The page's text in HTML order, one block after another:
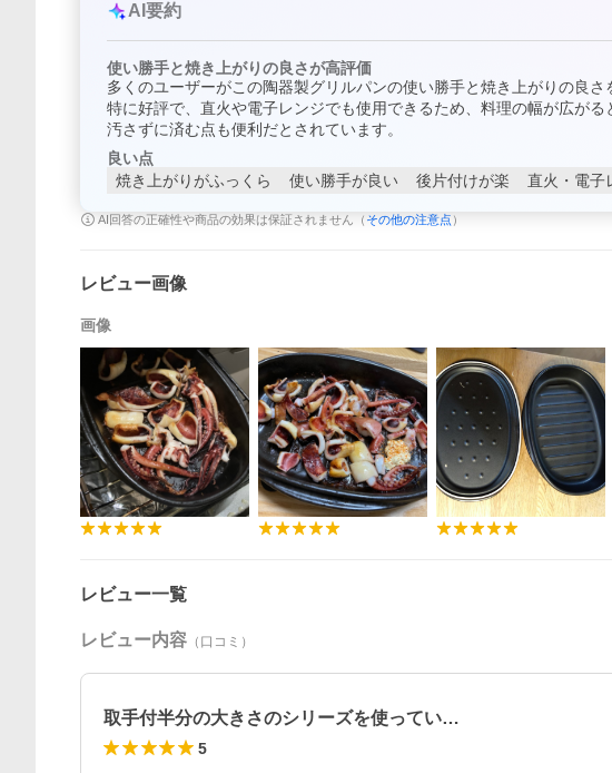
AI要約
使い勝手と焼き上がりの良さが高評価
多くのユーザーがこの陶器製グリルパンの使い勝手と焼き上がりの良
特に好評で、直火や電子レンジでも使用できるため、料理の幅が広が
汚さずに済む点も便利だとされています。
良い点
焼き上がりがふっくら
使い勝手が良い 後片付けが楽 直火・電子
AI回答の正確性や商品の効果は保証されません（ その他の注意点 ）
レビュー画像
画像
レビュー一覧
レビュー内容 （口コミ）
取手付半分の大きさのシリーズを使ってい…
5